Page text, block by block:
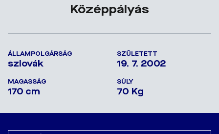
Középpályás
ÁLLAMPOLGÁRSÁG
szlovák
SZÜLETETT
19. 7. 2002
MAGASSÁG
170 cm
SÚLY
70 Kg